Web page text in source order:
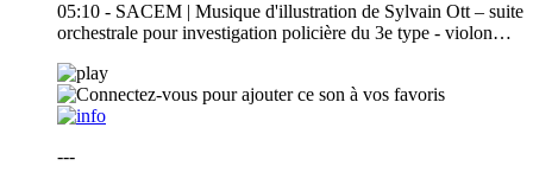
05:10 - SACEM | Musique d'illustration de Sylvain Ott – suite
orchestrale pour investigation policière du 3e type - violon…
---